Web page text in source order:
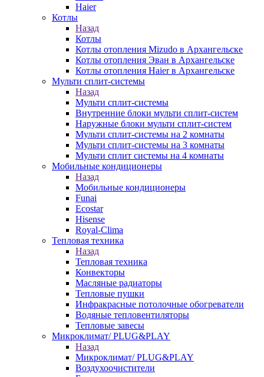
Haier
Котлы
Назад
Котлы
Котлы отопления Mizudo в Архангельске
Котлы отопления Эван в Архангельске
Котлы отопления Haier в Архангельске
Мульти сплит-системы
Назад
Мульти сплит-системы
Внутренние блоки мульти сплит-систем
Наружные блоки мульти сплит-систем
Мульти сплит-системы на 2 комнаты
Мульти сплит-системы на 3 комнаты
Мульти сплит системы на 4 комнаты
Мобильные кондиционеры
Назад
Мобильные кондиционеры
Funai
Ecostar
Hisense
Royal-Clima
Тепловая техника
Назад
Тепловая техника
Конвекторы
Масляные радиаторы
Тепловые пушки
Инфракрасные потолочные обогреватели
Водяные тепловентиляторы
Тепловые завесы
Микроклимат/ PLUG&PLAY
Назад
Микроклимат/ PLUG&PLAY
Воздухоочистители